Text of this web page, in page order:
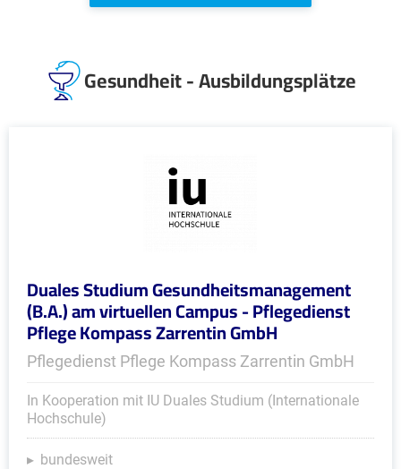
Gesundheit - Ausbildungsplätze
Duales Studium Gesundheitsmanagement
(B.A.) am virtuellen Campus - Pflegedienst
Pflege Kompass Zarrentin GmbH
Pflegedienst Pflege Kompass Zarrentin GmbH
In Kooperation mit IU Duales Studium (Internationale
Hochschule)
bundesweit